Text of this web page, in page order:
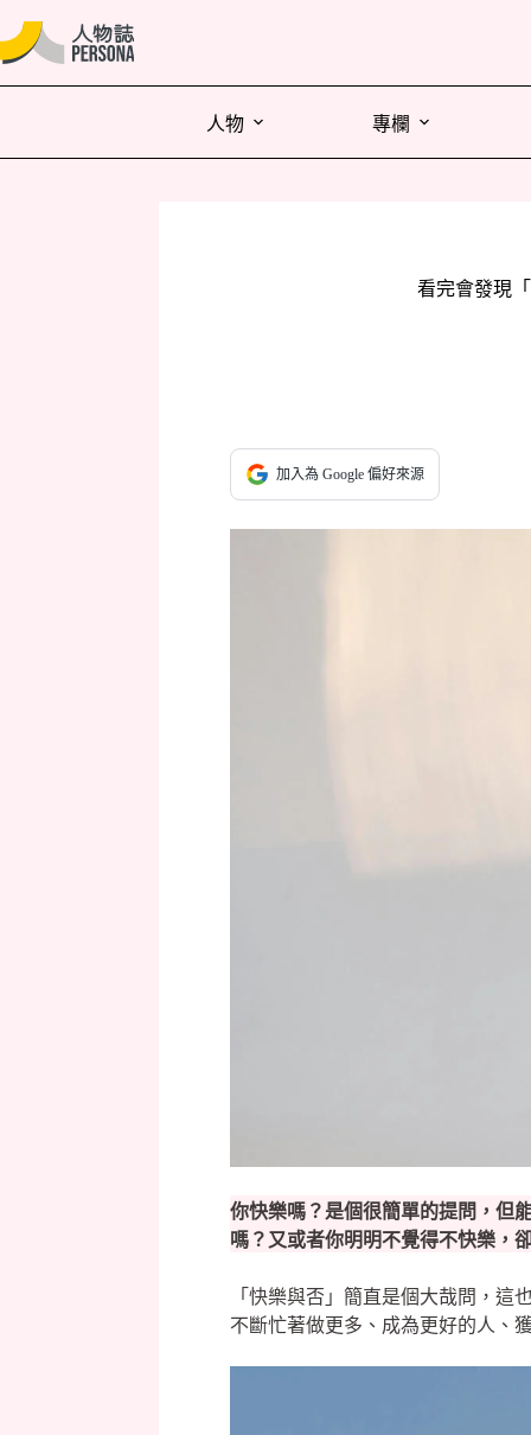
人物 專欄
看完會發現
加入為 Google 偏好來源
你快樂嗎？是個很簡單的提問，但
嗎？又或者你明明不覺得不快樂，
「快樂與否」簡直是個大哉問，
不斷忙著做更多、成為更好的人、